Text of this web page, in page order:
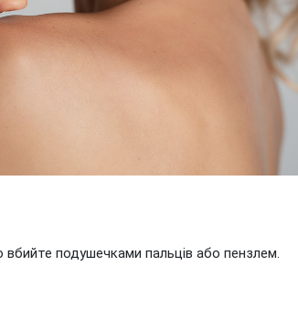
вбийте подушечками пальців або пензлем.